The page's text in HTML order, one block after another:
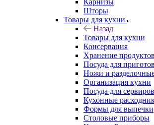
Карнизы
Шторы
Товары для кухни
Назад
Товары для кухни
Консервация
Хранение продуктов
Посуда для
Ножи и
Организация кухни
Посуда для
Кухонные
Формы для выпечки
Столовые приборы